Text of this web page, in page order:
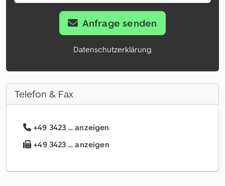
Anfrage senden
Datenschutzerklärung
Telefon & Fax
+49 3423 ... anzeigen
+49 3423 ... anzeigen